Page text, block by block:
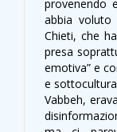
provenendo
abbia
Chieti, che
presa
emotiva” e
e
Vabbeh,